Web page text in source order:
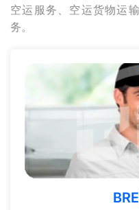
空运服务、空运货物运
务。